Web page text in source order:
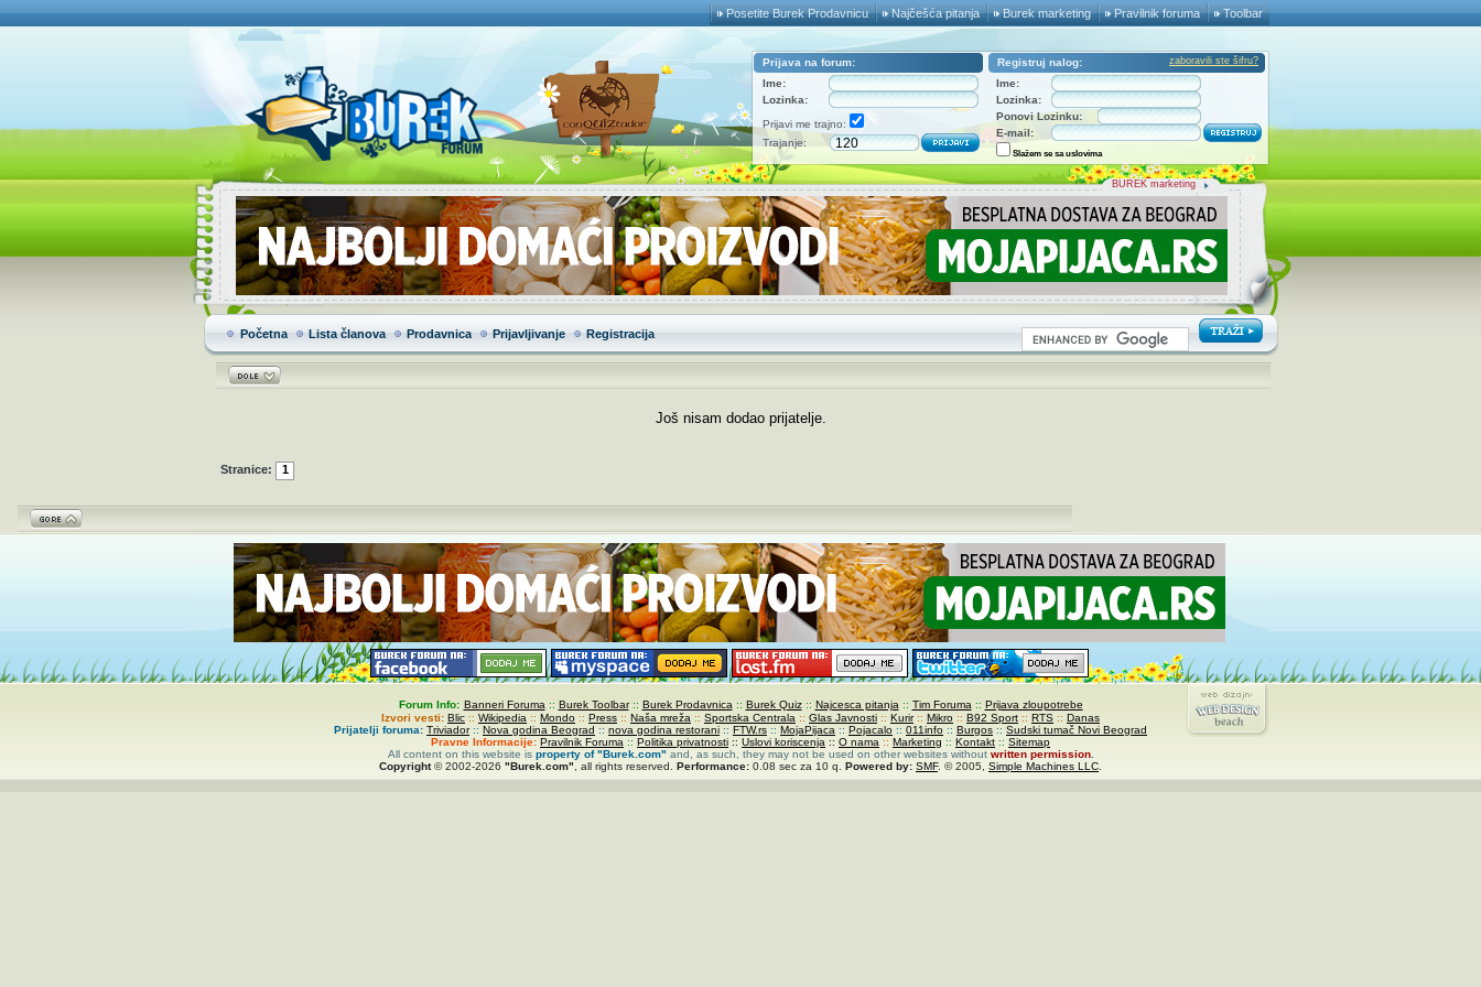
Toolbar
Pravilnik foruma
Burek marketing
Najčešća pitanja
Posetite Burek Prodavnicu
Prijava na forum:
Ime:
Lozinka:
Prijavi me trajno:
Trajanje:
Registruj nalog: zaboravili ste šifru?
Ime:
Lozinka:
Ponovi Lozinku:
E-mail:
Slažem se sa uslovima
BUREK marketing
Početna Lista članova Prodavnica Prijavljivanje Registracija
Još nisam dodao prijatelje.
Stranice: 1
Forum Info: Banneri Foruma :: Burek Toolbar:: Burek Prodavnica :: Burek Quiz:: Najcesca pitanja :: Tim Foruma :: Prijava zloupotrebe
Izvori vesti: Blic :: Wikipedia :: Mondo :: Press :: Naša mreža :: Sportska Centrala :: Glas Javnosti :: Kurir:: Mikro :: B92 Sport :: RTS :: Danas
Prijatelji foruma: Triviador:: Nova godina Beograd :: nova godina restorani :: FTW.rs :: MojaPijaca :: Pojacalo :: 011info :: Burgos :: Sudski tumač Novi Beograd
Pravne Informacije: Pravilnik Foruma :: Politika privatnosti :: Uslovi koriscenja :: O nama :: Marketing :: Kontakt :: Sitemap
All content on this website is property of"Burek.com" and, as such, they may not be used on other websites withoutwritten permission.
Copyright© 2002-2026 "Burek.com" , all rights reserved. Performance: 0.08 sec za 10 q. Powered by: SMF. © 2005, Simple Machines LLC